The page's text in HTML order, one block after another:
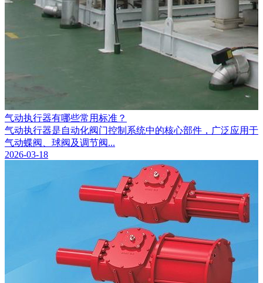
气动执行器有哪些常用标准？
气动执行器是自动化阀门控制系统中的核心部件，广泛应用于
气动蝶阀、球阀及调节阀...
2026-03-18